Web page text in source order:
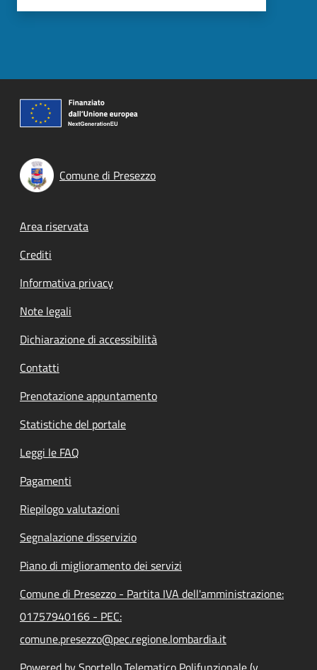
Comune di Presezzo
Footer menu
Area riservata
Crediti
Informativa privacy
Note legali
Dichiarazione di accessibilità
Contatti
Prenotazione appuntamento
Statistiche del portale
Leggi le FAQ
Pagamenti
Riepilogo valutazioni
Segnalazione disservizio
Piano di miglioramento dei servizi
Comune di Presezzo - Partita IVA dell'amministrazione:
01757940166 - PEC:
comune.presezzo@pec.regione.lombardia.it